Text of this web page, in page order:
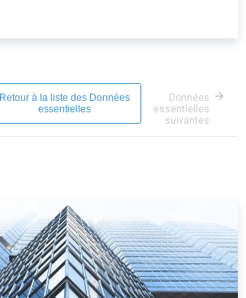
Retour à la liste des Données
essentielles
Données
essentielles
suivantes